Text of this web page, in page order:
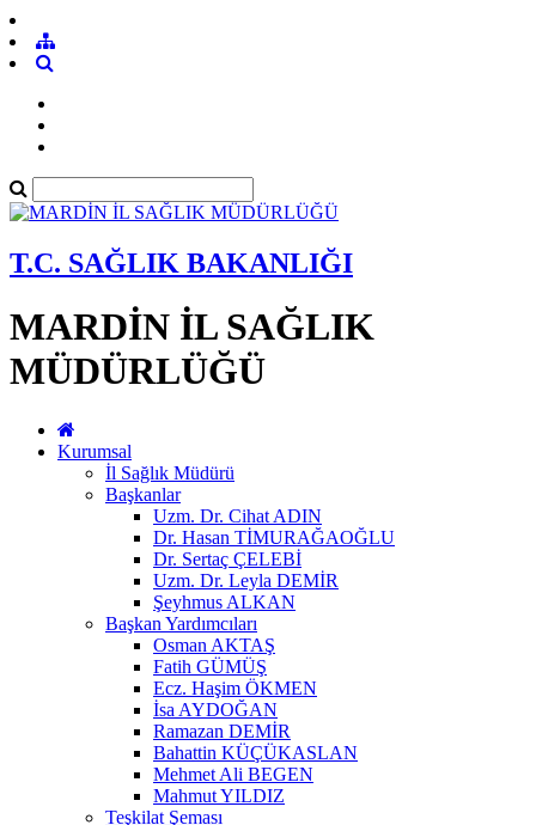
T.C. SAĞLIK BAKANLIĞI
MARDİN İL SAĞLIK
MÜDÜRLÜĞÜ
Kurumsal
İl Sağlık Müdürü
Başkanlar
Uzm. Dr. Cihat ADIN
Dr. Hasan TİMURAĞAOĞLU
Dr. Sertaç ÇELEBİ
Uzm. Dr. Leyla DEMİR
Şeyhmus ALKAN
Başkan Yardımcıları
Osman AKTAŞ
Fatih GÜMÜŞ
Ecz. Haşim ÖKMEN
İsa AYDOĞAN
Ramazan DEMİR
Bahattin KÜÇÜKASLAN
Mehmet Ali BEGEN
Mahmut YILDIZ
Teşkilat Şeması